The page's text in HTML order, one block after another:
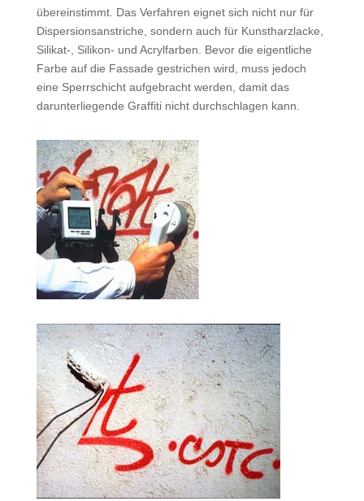
übereinstimmt. Das Verfahren eignet sich nicht nur für
Dispersionsanstriche, sondern auch für Kunstharzlacke,
Silikat-, Silikon- und Acrylfarben. Bevor die eigentliche
Farbe auf die Fassade gestrichen wird, muss jedoch
eine Sperrschicht aufgebracht werden, damit das
darunterliegende Graffiti nicht durchschlagen kann.